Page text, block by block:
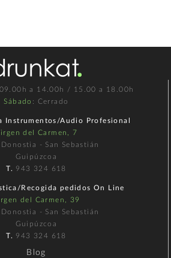
a 14.00h / 15.00 a 18.00h
Sábado : Cerrado
Instrumentos/Audio Profesional
del Carmen, 7
- San Sebastián
Guipúzcoa
T. 943 324 618
Recogida pedidos On Line
del Carmen, 39
- San Sebastián
Guipúzcoa
T. 943 324 618
Blog